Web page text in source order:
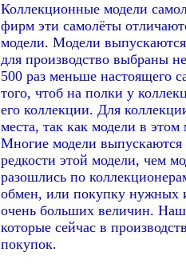
Коллекционные модели
фирм эти самолёты
модели. Модели
для производство выбраны
500 раз меньше настоящего
того, чтоб на полки у
его коллекции. Для
места, так как модели в
Многие модели
редкости этой модели, чем
разошлись по
обмен, или покупку нужных
очень больших величин. Наш
которые сейчас в
покупок.